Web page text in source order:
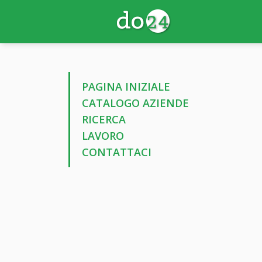
PAGINA INIZIALE
CATALOGO AZIENDE
RICERCA
LAVORO
CONTATTACI